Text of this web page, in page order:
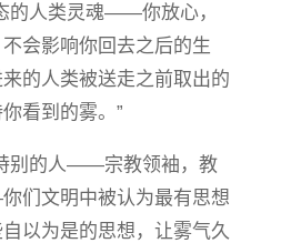
的人类灵魂——你放心，
会影响你回去之后的生
的人类被送走之前取出的
看到的雾。”
别的人——宗教领袖，教
们文明中被认为最有思想
以为是的思想，让雾气久